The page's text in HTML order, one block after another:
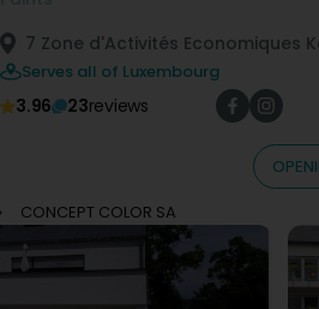
7 Zone d'Activités Economiques
Serves all of Luxembourg
3.96 23reviews
CONCEPT COLOR SA